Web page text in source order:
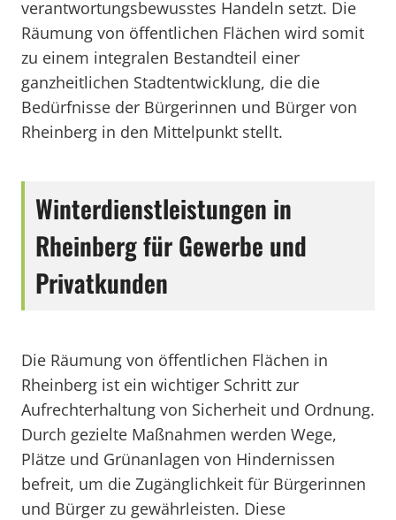
verantwortungsbewusstes Handeln setzt. Die
Räumung von öffentlichen Flächen wird somit
zu einem integralen Bestandteil einer
ganzheitlichen Stadtentwicklung, die die
Bedürfnisse der Bürgerinnen und Bürger von
Rheinberg in den Mittelpunkt stellt.
Winterdienstleistungen in
Rheinberg für Gewerbe und
Privatkunden
Die Räumung von öffentlichen Flächen in
Rheinberg ist ein wichtiger Schritt zur
Aufrechterhaltung von Sicherheit und Ordnung.
Durch gezielte Maßnahmen werden Wege,
Plätze und Grünanlagen von Hindernissen
befreit, um die Zugänglichkeit für Bürgerinnen
und Bürger zu gewährleisten. Diese